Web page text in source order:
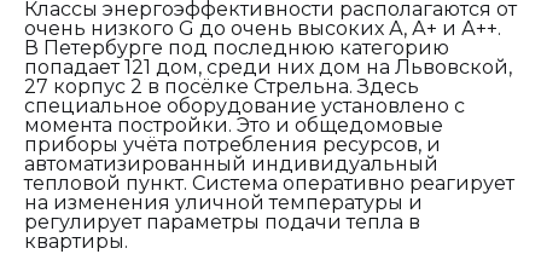
Классы энергоэффективности располагаются от
очень низкого G до очень высоких А, А+ и А++.
В Петербурге под последнюю категорию
попадает 121 дом, среди них дом на Львовской,
27 корпус 2 в посёлке Стрельна. Здесь
специальное оборудование установлено с
момента постройки. Это и общедомовые
приборы учёта потребления ресурсов, и
автоматизированный индивидуальный
тепловой пункт. Система оперативно реагирует
на изменения уличной температуры и
регулирует параметры подачи тепла в
квартиры.